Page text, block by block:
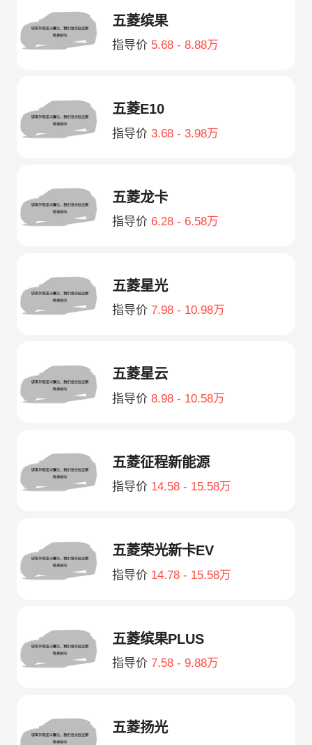
五菱缤果
指导价 5.68 - 8.88万
五菱E10
指导价 3.68 - 3.98万
五菱龙卡
指导价 6.28 - 6.58万
五菱星光
指导价 7.98 - 10.98万
五菱星云
指导价 8.98 - 10.58万
五菱征程新能源
指导价 14.58 - 15.58万
五菱荣光新卡EV
指导价 14.78 - 15.58万
五菱缤果PLUS
指导价 7.58 - 9.88万
五菱扬光